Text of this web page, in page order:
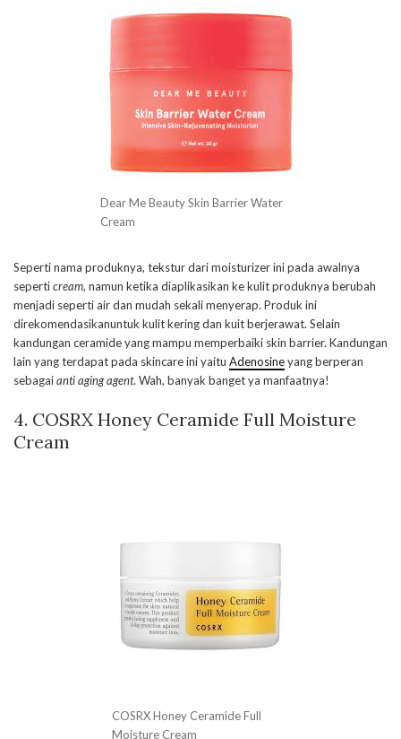
Dear Me Beauty Skin Barrier Water
Cream
Seperti nama produknya, tekstur dari moisturizer ini pada awalnya
seperticream, namun ketika diaplikasikan ke kulit produknya berubah
menjadi seperti air dan mudah sekali menyerap. Produk ini
direkomendasikanuntuk kulit kering dan kuit berjerawat. Selain
kandungan ceramide yang mampu memperbaiki skin barrier. Kandungan
lain yang terdapat pada skincare ini yaitu Adenosineyang berperan
sebagaianti aging agent. Wah, banyak banget ya manfaatnya!
4. COSRX Honey Ceramide Full Moisture
Cream
COSRX Honey Ceramide Full
Moisture Cream